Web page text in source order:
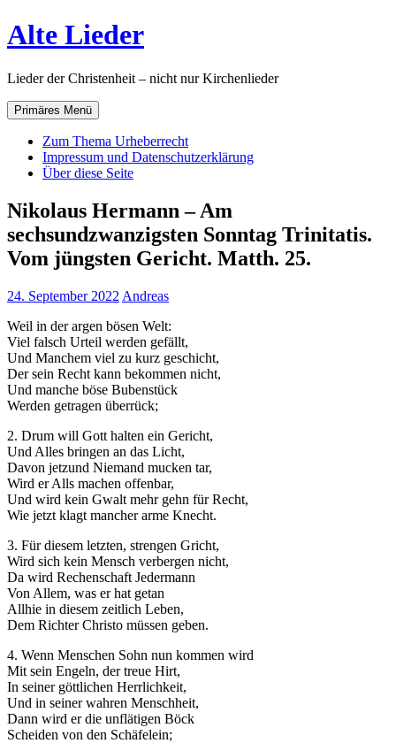
Zum
Inhalt
Alte Lieder
Lieder der Christenheit – nicht nur Kirchenlieder
Primäres Menü
Zum Thema Urheberrecht
Impressum und Datenschutzerklärung
Über diese Seite
Nikolaus Hermann – Am
sechsundzwanzigsten Sonntag Trinitatis.
Vom jüngsten Gericht. Matth. 25.
24. September 2022 Andreas
Weil in der argen bösen Welt:
Viel falsch Urteil werden gefällt,
Und Manchem viel zu kurz geschicht,
Der sein Recht kann bekommen nicht,
Und manche böse Bubenstück
Werden getragen überrück;
2. Drum will Gott halten ein Gericht,
Und Alles bringen an das Licht,
Davon jetzund Niemand mucken tar,
Wird er Alls machen offenbar,
Und wird kein Gwalt mehr gehn für Recht,
Wie jetzt klagt mancher arme Knecht.
3. Für diesem letzten, strengen Gricht,
Wird sich kein Mensch verbergen nicht,
Da wird Rechenschaft Jedermann
Von Allem, was er hat getan
Allhie in diesem zeitlich Leben,
Dem Richter Christo müssen geben.
4. Wenn Menschen Sohn nun kommen wird
Mit sein Engeln, der treue Hirt,
In seiner göttlichen Herrlichkeit,
Und in seiner wahren Menschheit,
Dann wird er die unflätigen Böck
Scheiden von den Schäfelein;